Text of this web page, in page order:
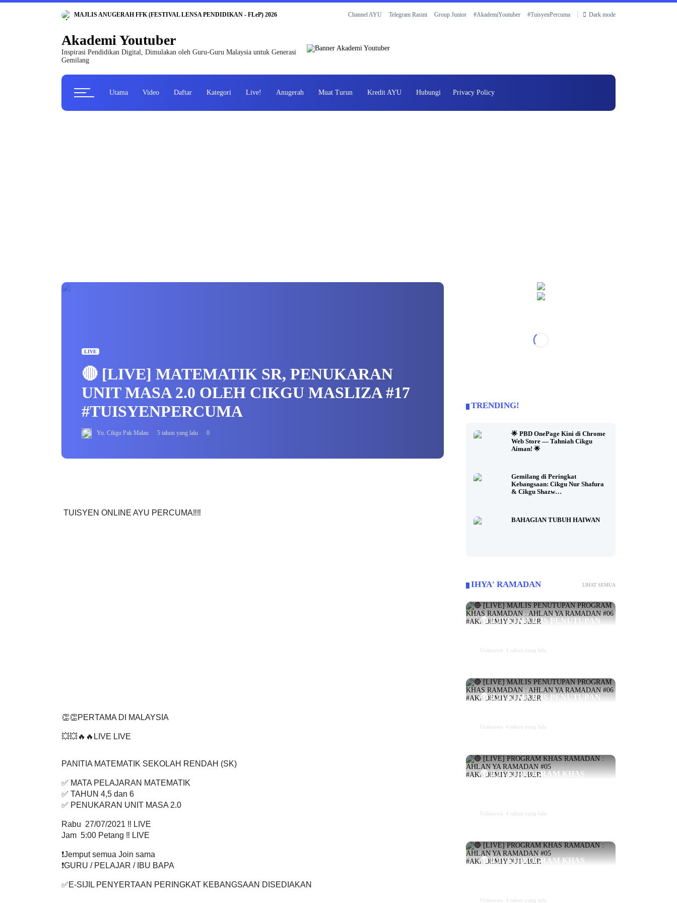
MAJLIS ANUGERAH FFK (FESTIVAL LENSA PENDIDIKAN - FLeP) 2026 Channel AYU Telegram Rasmi Group Junior #AkademiYoutuber #TuisyenPercuma Dark mode
Akademi Youtuber
Inspirasi Pendidikan Digital, Dimulakan oleh Guru-Guru Malaysia untuk Generasi
Gemilang
Utama Video Daftar Kategori Live! Anugerah Muat Turun Kredit AYU Hubungi Privacy Policy
LIVE
🔴 [LIVE] MATEMATIK SR, PENUKARAN
UNIT MASA 2.0 OLEH CIKGU MASLIZA #17
#TUISYENPERCUMA
Yu. Cikgu Pak Malau 5 tahun yang lalu 0
TUISYEN ONLINE AYU PERCUMA‼️‼️
👏👏PERTAMA DI MALAYSIA
💥💥🔥🔥LIVE LIVE
PANITIA MATEMATIK SEKOLAH RENDAH (SK)
✅ MATA PELAJARAN MATEMATIK
✅ TAHUN 4,5 dan 6
✅ PENUKARAN UNIT MASA 2.0
Rabu  27/07/2021 ‼️ LIVE
Jam  5:00 Petang ‼️ LIVE
❗️Jemput semua Join sama
❗️GURU / PELAJAR / IBU BAPA
✅E-SIJIL PENYERTAAN PERINGKAT KEBANGSAAN DISEDIAKAN
TRENDING!
🌟 PBD OnePage Kini di Chrome
Web Store — Tahniah Cikgu
Aiman! 🌟
Gemilang di Peringkat
Kebangsaan: Cikgu Nur Shafura
& Cikgu Shazw…
BAHAGIAN TUBUH HAIWAN
LIHAT SEMUA
IHYA' RAMADAN
🔴 [LIVE] MAJLIS PENUTUPAN
Unknown 4 tahun yang lalu
🔴 [LIVE] MAJLIS PENUTUPAN
Unknown 4 tahun yang lalu
🔴 [LIVE] PROGRAM KHAS
Unknown 4 tahun yang lalu
🔴 [LIVE] PROGRAM KHAS
Unknown 4 tahun yang lalu